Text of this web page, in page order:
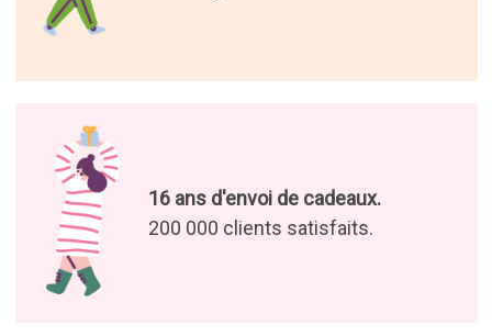
16 ans d'envoi de cadeaux.
200 000 clients satisfaits.